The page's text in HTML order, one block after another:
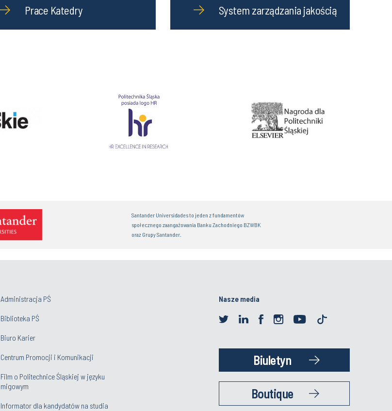
Prace Katedry System zarządzania jakością
Santander Universidades to jeden z fundamentów
społecznego zaangażowania Banku Zachodniego BZWBK
oraz Grupy Santander.
Administracja PŚ
Biblioteka PŚ
Biuro Karier
Centrum Promocji i Komunikacji
Film o Politechnice Śląskiej w języku
migowym
Informator dla kandydatów na studia
Nasze media
Biuletyn
Boutique